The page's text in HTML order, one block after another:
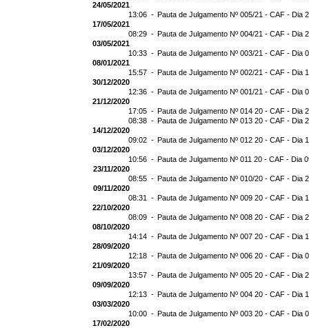
24/05/2021
13:06 - Pauta de Julgamento Nº 005/21 - CAF - Dia
17/05/2021
08:29 - Pauta de Julgamento Nº 004/21 - CAF - Dia
03/05/2021
10:33 - Pauta de Julgamento Nº 003/21 - CAF - Dia
08/01/2021
15:57 - Pauta de Julgamento Nº 002/21 - CAF - Dia
30/12/2020
12:36 - Pauta de Julgamento Nº 001/21 - CAF - Dia
21/12/2020
17:05 - Pauta de Julgamento Nº 014 20 - CAF - Dia
08:38 - Pauta de Julgamento Nº 013 20 - CAF - Dia
14/12/2020
09:02 - Pauta de Julgamento Nº 012 20 - CAF - Dia
03/12/2020
10:56 - Pauta de Julgamento Nº 011 20 - CAF - Dia
23/11/2020
08:55 - Pauta de Julgamento Nº 010/20 - CAF - Dia
09/11/2020
08:31 - Pauta de Julgamento Nº 009 20 - CAF - Dia
22/10/2020
08:09 - Pauta de Julgamento Nº 008 20 - CAF - Dia
08/10/2020
14:14 - Pauta de Julgamento Nº 007 20 - CAF - Dia
28/09/2020
12:18 - Pauta de Julgamento Nº 006 20 - CAF - Dia
21/09/2020
13:57 - Pauta de Julgamento Nº 005 20 - CAF - Dia
09/09/2020
12:13 - Pauta de Julgamento Nº 004 20 - CAF - Dia
03/03/2020
10:00 - Pauta de Julgamento Nº 003 20 - CAF - Dia
17/02/2020